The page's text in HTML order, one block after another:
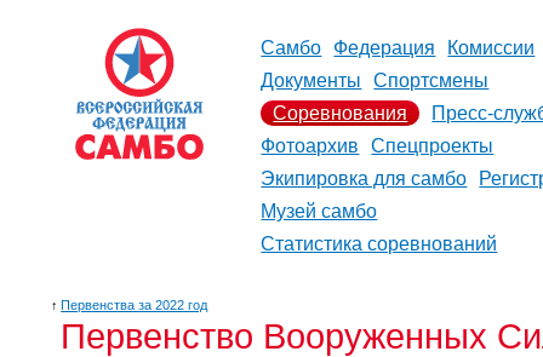
Самбо Федерация
Комиссии
Документы
Спортсмены
Соревнования
Пресс-
Фотоархив
Спецпроекты
Экипировка для самбо
Музей самбо
Статистика соревнований
↑ Первенства за 2022 год
Первенство Вооруженных